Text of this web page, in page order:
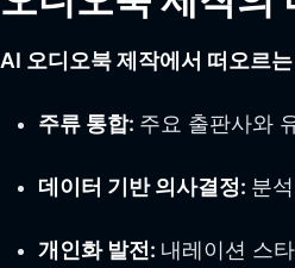
AI 오디오북 제작에서 떠오르
주류 통합: 주요 출판사와
데이터 기반 의사결정: 분
개인화 발전: 내레이션 스